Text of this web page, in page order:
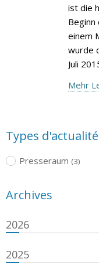
ist die
Beginn
einem
wurde
Juli
Mehr
Types d'actualité
Presseraum (3)
Archives
2026
2025